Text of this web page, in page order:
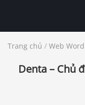
Trang chủ / Web
Denta – Chủ